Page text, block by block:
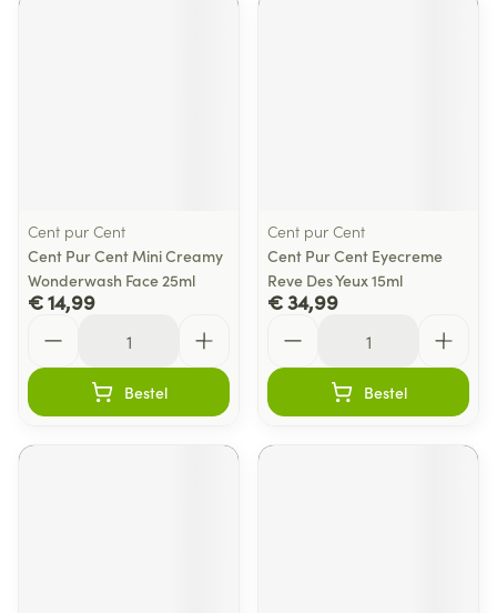
Cent pur Cent
Cent Pur Cent Mini Creamy
Wonderwash Face 25ml
€ 14,99
Bestel
Cent pur Cent
Cent Pur Cent Eyecreme
Reve Des Yeux 15ml
€ 34,99
Bestel